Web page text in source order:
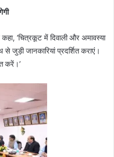
‘चित्रकूट में दिवाली और अमावस्या
जुड़ी जानकारियां प्रदर्शित कराएं।
करें।’